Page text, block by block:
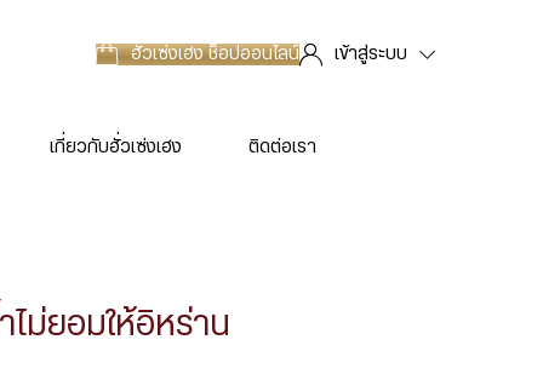
ฮั่วเซ่งเฮงช็อปออนไลน์ เข้าสู่ระบบ
เกี่ยวกับฮั่วเซ่งเฮง ติดต่อเรา
ม่ยอมให้อิหร่าน